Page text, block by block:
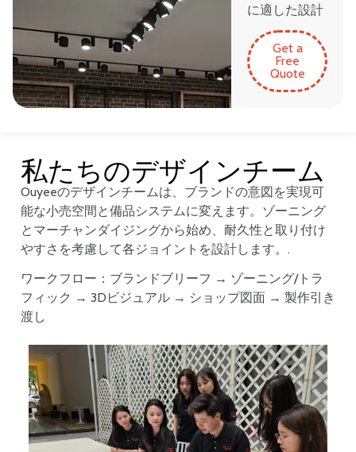
に適した設計
Get a
Free
Quote
私たちのデザインチーム
Ouyeeのデザインチームは、ブランドの意図を実現可
能な小売空間と備品システムに変えます。ゾーニング
とマーチャンダイジングから始め、耐久性と取り付け
やすさを考慮して各ジョイントを設計します。.
ワークフロー：ブランドブリーフ → ゾーニング/トラ
フィック → 3Dビジュアル → ショップ図面 → 製作引き
渡し